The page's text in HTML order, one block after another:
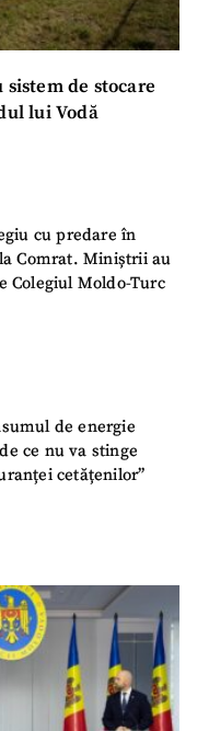
de stocare
lui Vodă
cu predare în
Comrat. Miniștrii au
Colegiul Moldo-Turc
de energie
ce nu va stinge
cetățenilor”